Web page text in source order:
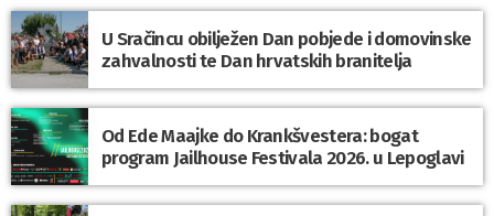
U Sračincu obilježen Dan pobjede i domovinske
zahvalnosti te Dan hrvatskih branitelja
Od Ede Maajke do Krankšvestera: bogat
program Jailhouse Festivala 2026. u Lepoglavi